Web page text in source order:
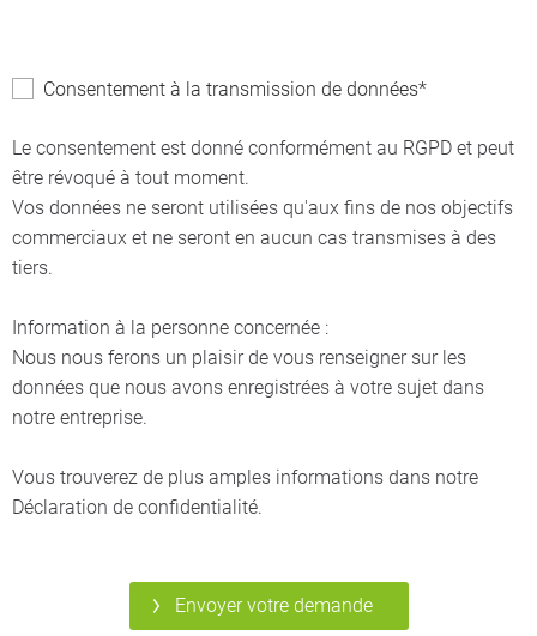
Consentement à la transmission de données*
Le consentement est donné conformément au RGPD et peut
être révoqué à tout moment.
Vos données ne seront utilisées qu'aux fins de nos objectifs
commerciaux et ne seront en aucun cas transmises à des
tiers.
Information à la personne concernée :
Nous nous ferons un plaisir de vous renseigner sur les
données que nous avons enregistrées à votre sujet dans
notre entreprise.
Vous trouverez de plus amples informations dans notre
Déclaration de confidentialité.
Envoyer votre demande